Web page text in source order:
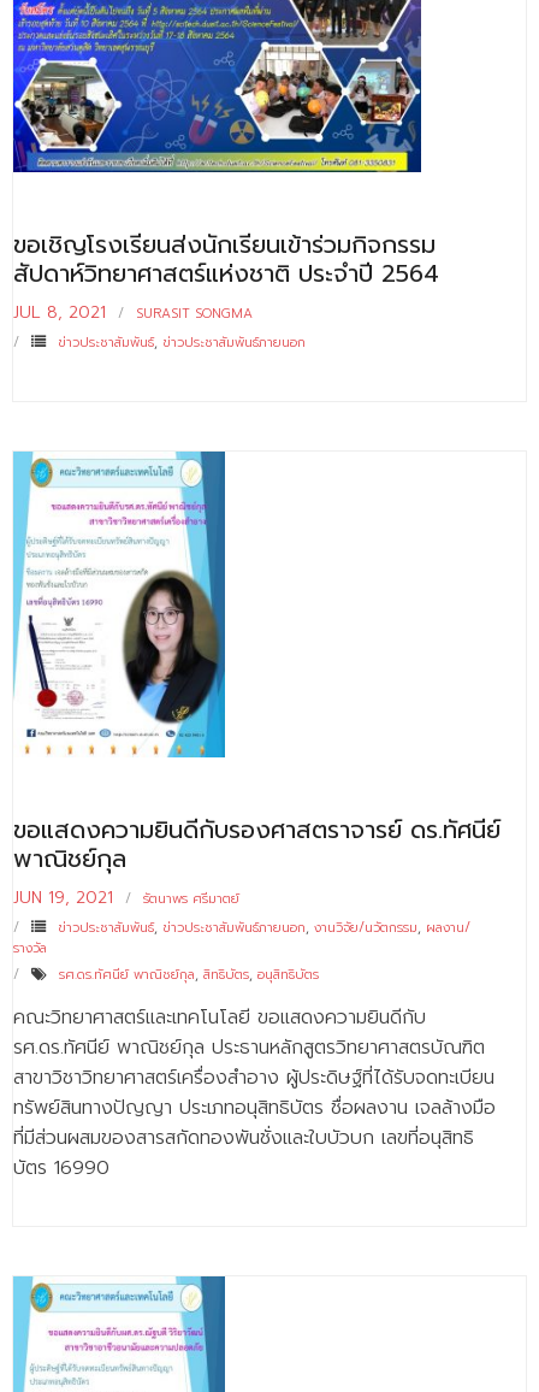
ขอเชิญโรงเรียนส่งนักเรียนเข้าร่วมกิจกรรม
สัปดาห์วิทยาศาสตร์แห่งชาติ ประจำปี 2564
JUL 8, 2021
SURASIT SONGMA
ข่าวประชาสัมพันธ์, ข่าวประชาสัมพันธ์ภายนอก
ขอแสดงความยินดีกับรองศาสตราจารย์ ดร.ทัศนีย์
พาณิชย์กุล
JUN 19, 2021
รัตนาพร ศรีมาตย์
ข่าวประชาสัมพันธ์, ข่าวประชาสัมพันธ์ภายนอก, งานวิจัย/นวัตกรรม, ผลงาน/
รางวัล
รศ.ดร.ทัศนีย์ พาณิชย์กุล, สิทธิบัตร, อนุสิทธิบัตร
คณะวิทยาศาสตร์และเทคโนโลยี ขอแสดงความยินดีกับ
รศ.ดร.ทัศนีย์ พาณิชย์กุล ประธานหลักสูตรวิทยาศาสตรบัณฑิต
สาขาวิชาวิทยาศาสตร์เครื่องสำอาง ผู้ประดิษฐ์ที่ได้รับจดทะเบียน
ทรัพย์สินทางปัญญา ประเภทอนุสิทธิบัตร ชื่อผลงาน เจลล้างมือ
ที่มีส่วนผสมของสารสกัดทองพันชั่งและใบบัวบก เลขที่อนุสิทธิ
บัตร 16990